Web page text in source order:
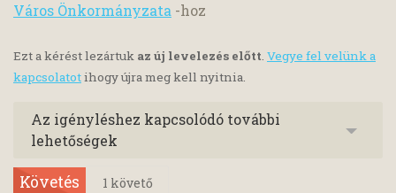
Város Önkormányzata -hoz
Ezt a kérést lezártuk az új levelezés előtt. Vegye fel velünk a
kapcsolatotihogy újra meg kell nyitnia.
Az igényléshez kapcsolódó további
lehetőségek
Követés 1 követő